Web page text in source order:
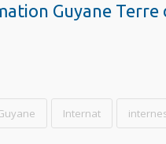
Guyane Terre
Internat